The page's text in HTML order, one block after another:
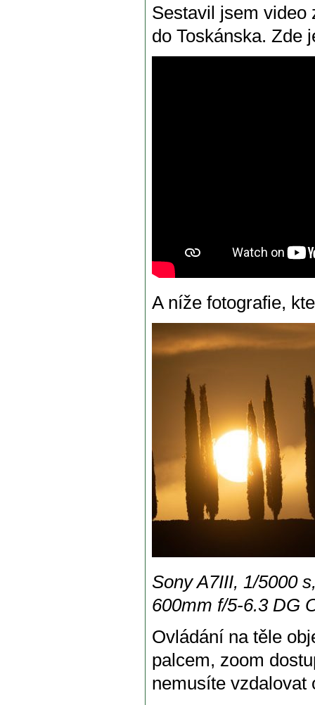
Sestavil jsem video
do Toskánska. Zde
A níže fotografie,
Sony A7III, 1/5000
600mm f/5-6.3 DG
Ovládání na těle
palcem, zoom
nemusíte vzdalovat